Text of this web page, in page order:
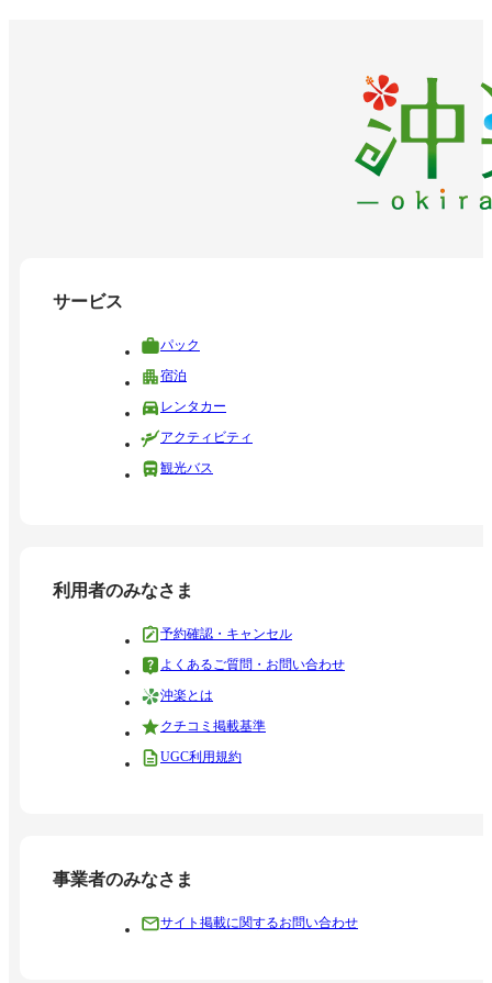
サービス
パック
宿泊
レンタカー
アクティビティ
観光バス
利用者のみなさま
予約確認・キャンセル
よくあるご質問・お問い合わせ
沖楽とは
クチコミ掲載基準
UGC利用規約
事業者のみなさま
サイト掲載に関するお問い合わせ